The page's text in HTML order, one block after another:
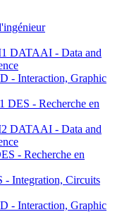
DATAAI - Data and
- Interaction, Graphic
DES - Recherche en
DATAAI - Data and
- Recherche en
Integration, Circuits
- Interaction, Graphic